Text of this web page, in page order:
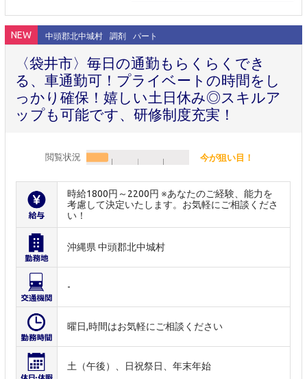
NEW 中頭郡北中城村 調剤 パート
〈袋井市〉毎日の通勤もらくらくでき
る、車通勤可！プライベートの時間をし
っかり確保！嬉しい土日休み◎スキルア
ップも可能です、研修制度充実！
閲覧状況 今が狙い目！
時給1800円～2200円 ※あなたのご経験、能力を
考慮して決定いたします。お気軽にご相談くださ
い！
沖縄県 中頭郡北中城村
-
曜日,時間はお気軽にご相談ください
土（午後）、日祝祭日、年末年始